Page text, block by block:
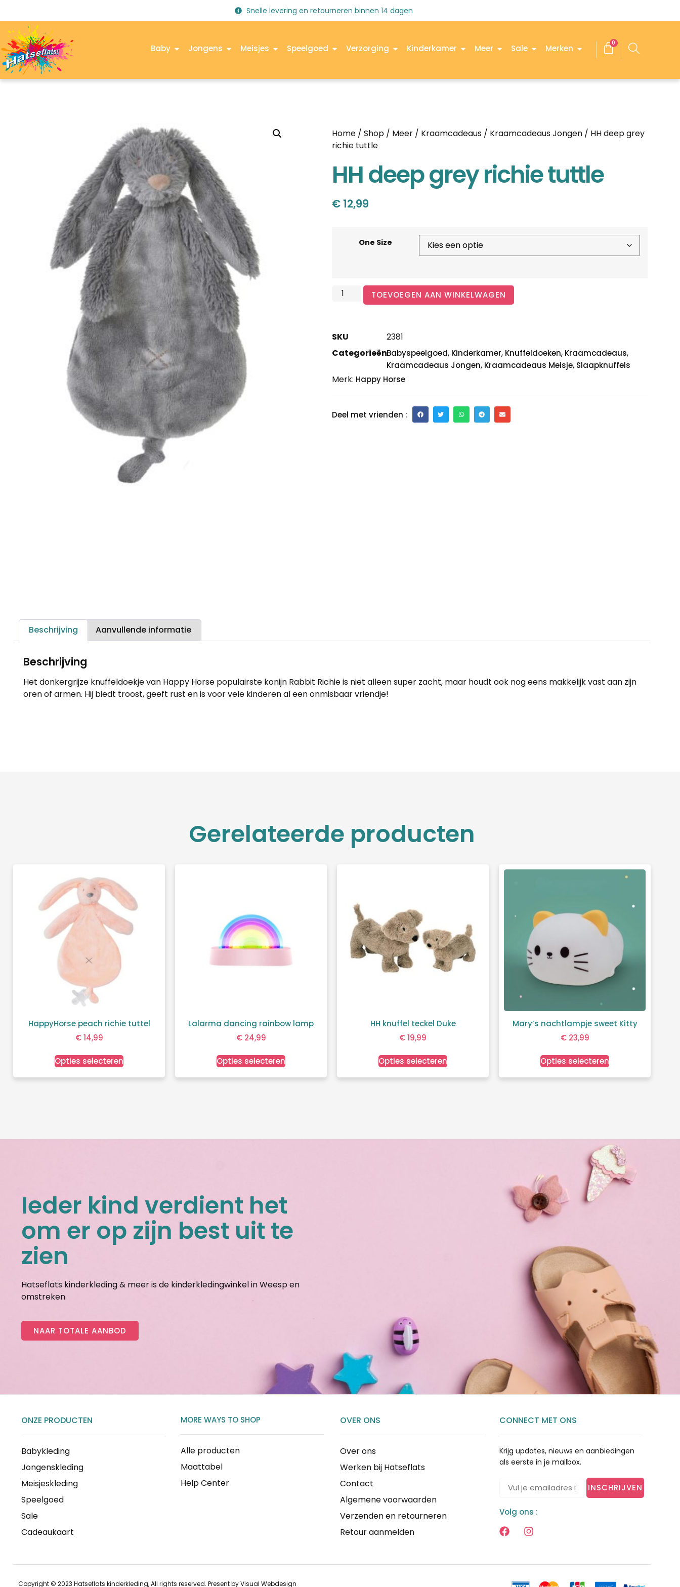
Snelle levering en retourneren binnen 14 dagen
Baby Jongens Meisjes Speelgoed Verzorging Kinderkamer Meer Sale Merken
0
Home / Shop / Meer / Kraamcadeaus / Kraamcadeaus Jongen / HH deep grey
richie tuttle
HH deep grey richie tuttle
€ 12,99
One Size
TOEVOEGEN AAN WINKELWAGEN
SKU
2381
CategorieënBabyspeelgoed, Kinderkamer, Knuffeldoeken, Kraamcadeaus,
Kraamcadeaus Jongen, Kraamcadeaus Meisje, Slaapknuffels
Merk: Happy Horse
Deel met vrienden :
Beschrijving Aanvullende informatie
Beschrijving
Het donkergrijze knuffeldoekje van Happy Horse populairste konijn Rabbit Richie is niet alleen super zacht, maar houdt ook nog eens makkelijk vast aan zijn
oren of armen. Hij biedt troost, geeft rust en is voor vele kinderen al een onmisbaar vriendje!
Gerelateerde producten
HappyHorse peach richie tuttel
€14,99
Opties selecteren
Lalarma dancing rainbow lamp
€24,99
Opties selecteren
HH knuffel teckel Duke
€19,99
Opties selecteren
Mary’s nachtlampje sweet Kitty
€23,99
Opties selecteren
Ieder kind verdient het
om er op zijn best uit te
zien
Hatseflats kinderkleding & meer is de kinderkledingwinkel in Weesp en
omstreken.
NAAR TOTALE AANBOD
ONZE PRODUCTEN
Babykleding
Jongenskleding
Meisjeskleding
Speelgoed
Sale
Cadeaukaart
MORE WAYS TO SHOP
Alle producten
Maattabel
Help Center
OVER ONS
Over ons
Werken bij Hatseflats
Contact
Algemene voorwaarden
Verzenden en retourneren
Retour aanmelden
CONNECT MET ONS
Krijg updates, nieuws en aanbiedingen
als eerste in je mailbox.
INSCHRIJVEN
Volg ons :
Copyright © 2023 Hatseflats kinderkleding, All rights reserved. Present byVisual Webdesign